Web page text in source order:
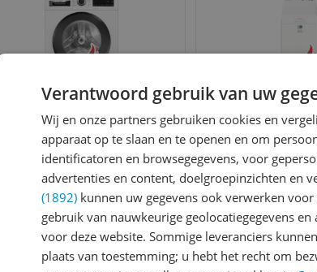
WGG244ZANL -
Wasmachine - 9 kg -
1400 rpm - Energieklasse
A
Toerental:1.400 rpm
Vulgewicht:9 kg
v.a. € 649,00
5 prijzen
Ga naar goedkoopste
AEG
Toerental:
v.a. €
4
Ga naar
Verantwoord gebruik van uw
Wij en onze partners gebruiken cookies en
apparaat op te slaan en te openen en om
identificatoren en browsegegevens, voor
advertenties en content, doelgroepinzichten en
(1892) kunnen uw gegevens ook verwerken
gebruik van nauwkeurige geolocatiegegevens
voor deze website. Sommige leveranciers
plaats van toestemming; u hebt het recht om